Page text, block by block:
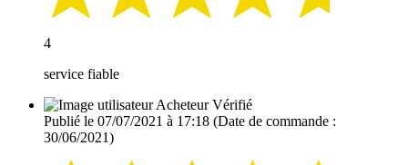
4
service fiable
Acheteur Vérifié
Publié le 07/07/2021 à 17:18 (Date de commande :
30/06/2021)